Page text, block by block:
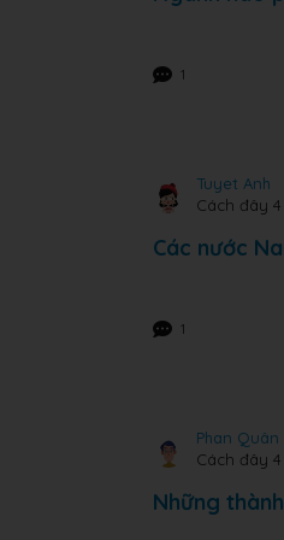
1
Tuyet Anh
Cách đây
Các nước
1
Phan Quân
Cách đây
Những